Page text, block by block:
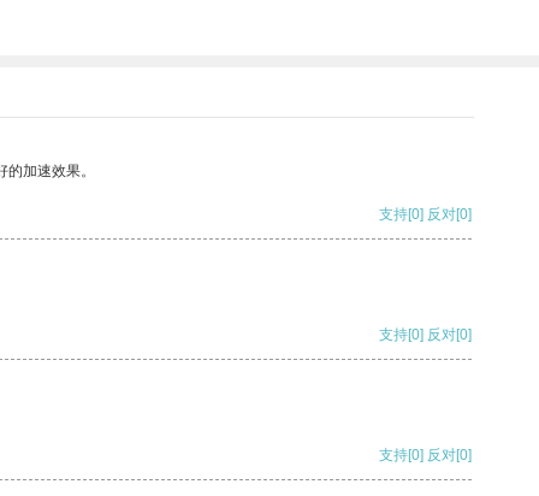
加速效果。
支持[0] 反对[0]
支持[0] 反对[0]
支持[0] 反对[0]